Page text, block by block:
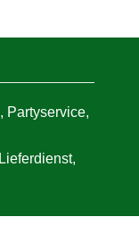
, Partyservice,
Lieferdienst,